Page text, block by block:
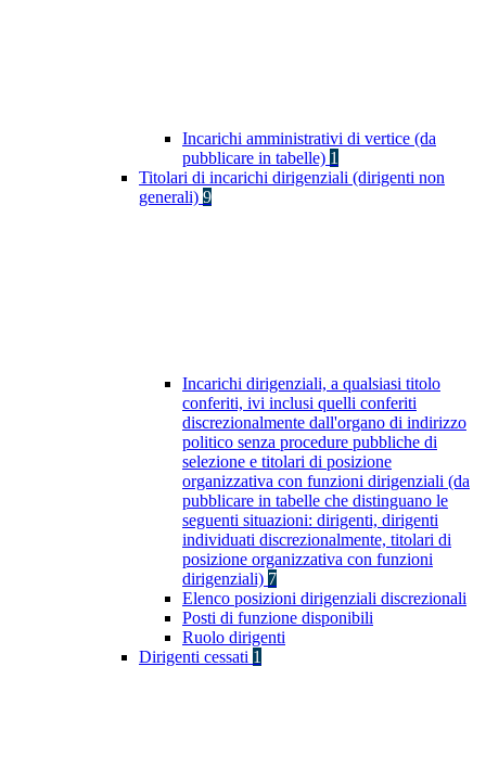
Incarichi amministrativi di vertice (da
pubblicare in tabelle) 1
Titolari di incarichi dirigenziali (dirigenti non
generali) 9
Incarichi dirigenziali, a qualsiasi titolo
conferiti, ivi inclusi quelli conferiti
discrezionalmente dall'organo di indirizzo
politico senza procedure pubbliche di
selezione e titolari di posizione
organizzativa con funzioni dirigenziali (da
pubblicare in tabelle che distinguano le
seguenti situazioni: dirigenti, dirigenti
individuati discrezionalmente, titolari di
posizione organizzativa con funzioni
dirigenziali) 7
Elenco posizioni dirigenziali discrezionali
Posti di funzione disponibili
Ruolo dirigenti
Dirigenti cessati 1